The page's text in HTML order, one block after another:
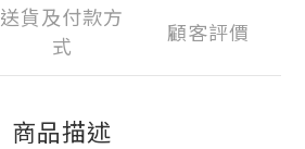
送貨及付款方
式
顧客評價
商品描述